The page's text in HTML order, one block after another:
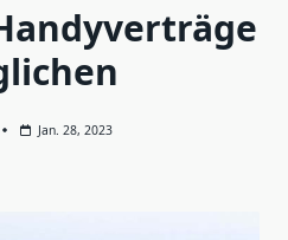
Jan. 28, 2023